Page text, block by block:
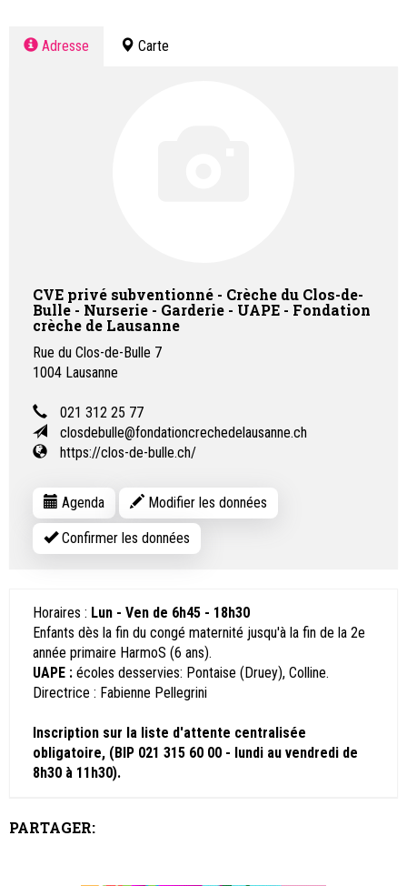
Adresse Carte
CVE privé subventionné - Crèche du Clos-de-
Bulle - Nurserie - Garderie - UAPE - Fondation
crèche de Lausanne
Rue du Clos-de-Bulle 7
1004 Lausanne
021 312 25 77
closdebulle@fondationcrechedelausanne.ch
https://clos-de-bulle.ch/
Agenda Modifier les données
Confirmer les données
Horaires : Lun - Ven de 6h45 - 18h30
Enfants dès la fin du congé maternité jusqu'à la fin de la 2e
année primaire HarmoS (6 ans).
UAPE : écoles desservies: Pontaise (Druey), Colline.
Directrice : Fabienne Pellegrini
Inscription sur la liste d'attente centralisée
obligatoire, (BIP 021 315 60 00 - lundi au vendredi de
8h30 à 11h30).
PARTAGER: